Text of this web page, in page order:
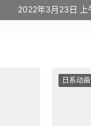
2022年3月23日 上
日系动